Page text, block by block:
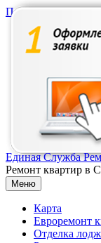
Перейти к
Единая Служба
Ремонт квартир в
Меню
Карта
Евроремонт
Отделка